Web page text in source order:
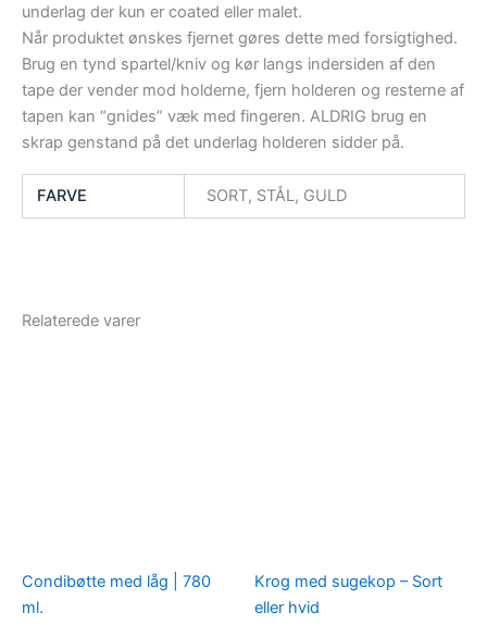
underlag der kun er coated eller malet.
Når produktet ønskes fjernet gøres dette med forsigtighed.
Brug en tynd spartel/kniv og kør langs indersiden af den
tape der vender mod holderne, fjern holderen og resterne af
tapen kan “gnides” væk med fingeren. ALDRIG brug en
skrap genstand på det underlag holderen sidder på.
FARVE SORT, STÅL, GULD
Relaterede varer
Condibøtte med låg | 780
ml.
Krog med sugekop – Sort
eller hvid